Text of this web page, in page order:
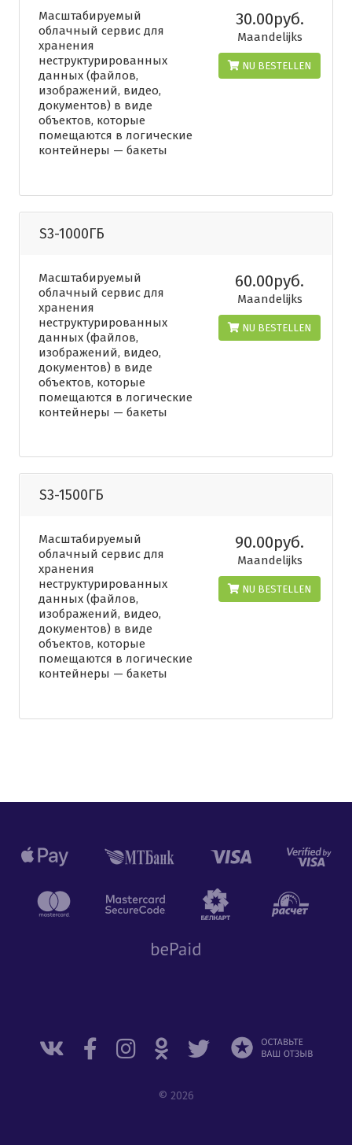
Масштабируемый
облачный сервис для
хранения
неструктурированных
данных (файлов,
изображений, видео,
документов) в виде
объектов, которые
помещаются в логические
контейнеры — бакеты
30.00руб.
Maandelijks
NU BESTELLEN
S3-1000ГБ
Масштабируемый
облачный сервис для
хранения
неструктурированных
данных (файлов,
изображений, видео,
документов) в виде
объектов, которые
помещаются в логические
контейнеры — бакеты
60.00руб.
Maandelijks
NU BESTELLEN
S3-1500ГБ
Масштабируемый
облачный сервис для
хранения
неструктурированных
данных (файлов,
изображений, видео,
документов) в виде
объектов, которые
помещаются в логические
контейнеры — бакеты
90.00руб.
Maandelijks
NU BESTELLEN
© 2026